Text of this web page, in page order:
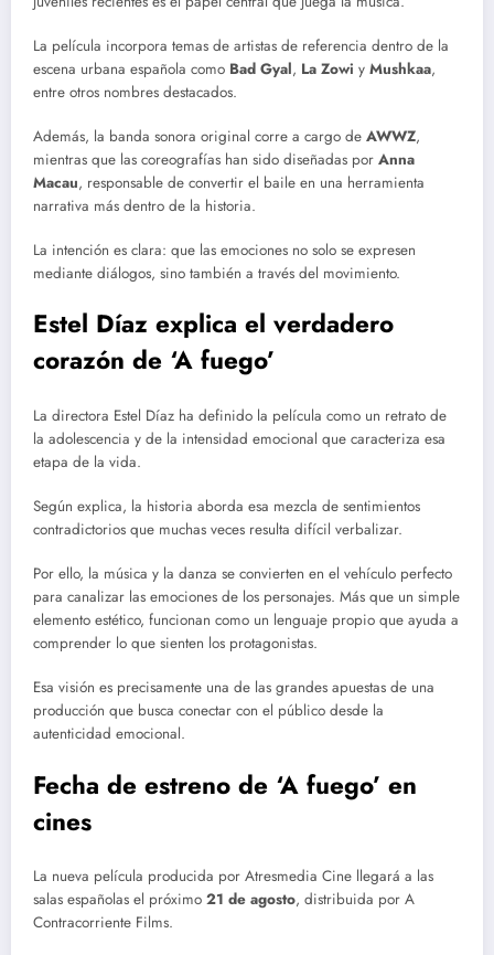
La película incorpora temas de artistas de referencia dentro de la
escena urbana española como Bad Gyal, La Zowi y Mushkaa,
entre otros nombres destacados.
Además, la banda sonora original corre a cargo de AWWZ,
mientras que las coreografías han sido diseñadas por Anna
Macau, responsable de convertir el baile en una herramienta
narrativa más dentro de la historia.
La intención es clara: que las emociones no solo se expresen
mediante diálogos, sino también a través del movimiento.
Estel Díaz explica el verdadero
corazón de ‘A fuego’
La directora Estel Díaz ha definido la película como un retrato de
la adolescencia y de la intensidad emocional que caracteriza esa
etapa de la vida.
Según explica, la historia aborda esa mezcla de sentimientos
contradictorios que muchas veces resulta difícil verbalizar.
Por ello, la música y la danza se convierten en el vehículo perfecto
para canalizar las emociones de los personajes. Más que un simple
elemento estético, funcionan como un lenguaje propio que ayuda a
comprender lo que sienten los protagonistas.
Esa visión es precisamente una de las grandes apuestas de una
producción que busca conectar con el público desde la
autenticidad emocional.
Fecha de estreno de ‘A fuego’ en
cines
La nueva película producida por Atresmedia Cine llegará a las
salas españolas el próximo 21 de agosto, distribuida por A
Contracorriente Films.